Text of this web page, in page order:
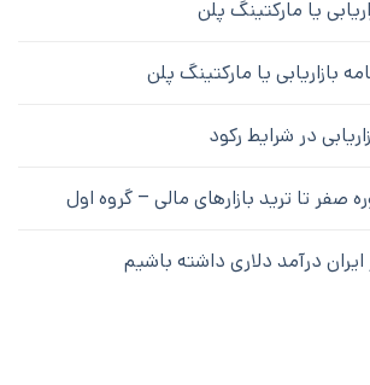
یا مارکتینگ پلن
بازاریابی یا مارکتینگ پلن
در شرایط رکود
صفر تا ترید بازارهای مالی – گروه اول
درآمد دلاری داشته باشیم